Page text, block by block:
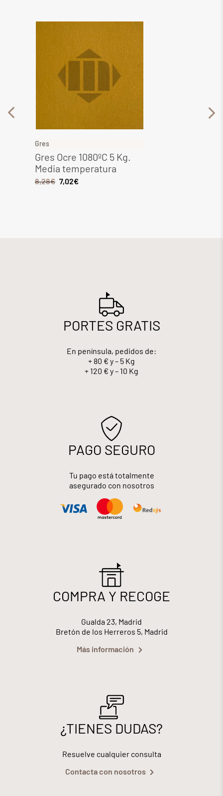
Gres
Gres Ocre 1080ºC 5 Kg.
Media temperatura
8,28€ 7,02€
PORTES GRATIS
En península, pedidos de:
+ 80 € y – 5 Kg
+ 120 € y – 10 Kg
PAGO SEGURO
Tu pago está totalmente
asegurado con nosotros
COMPRA Y RECOGE
Gualda 23, Madrid
Bretón de los Herreros 5, Madrid
Más información
¿TIENES DUDAS?
Resuelve cualquier consulta
Contacta con nosotros